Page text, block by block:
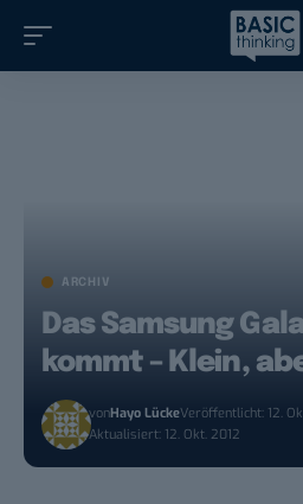
ARCHIV
Das Samsung
kommt – Klein,
vonHayo LückeVeröffentlicht: 12.
Aktualisiert: 12. Okt. 2012